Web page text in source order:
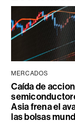
MERCADOS
Caída de
Asia frena el
las bolsas